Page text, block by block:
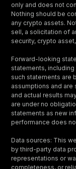
only and does not
Nothing should be
any crypto assets.
sell, a solicitation of
security, crypto
Forward-looking
statements,
such statements are
assumptions and
and actual results
are under no
statements as new
performance does
Data sources: This
by third-party data
representations or
completeness, or